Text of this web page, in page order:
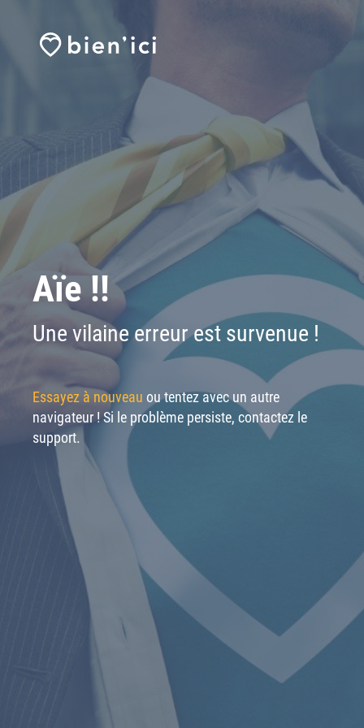
Aïe !!
Une vilaine erreur est survenue !
Essayez à nouveau ou tentez avec un autre
navigateur ! Si le problème persiste, contactez le
support.